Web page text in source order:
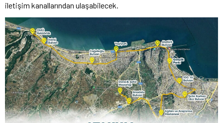
iletişim kanallarından ulaşabilecek.